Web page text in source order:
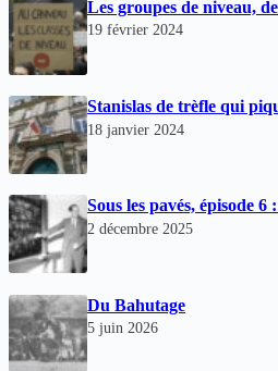
Les groupes de niveau,
19 février 2024
Stanislas de trèfle qui
18 janvier 2024
Sous les pavés, épisode
2 décembre 2025
Du Bahutage
5 juin 2026